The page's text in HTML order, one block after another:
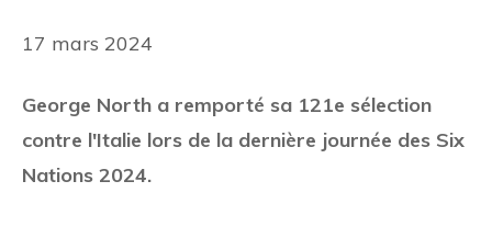
17 mars 2024
George North a remporté sa 121e sélection
contre l'Italie lors de la dernière journée des Six
Nations 2024.